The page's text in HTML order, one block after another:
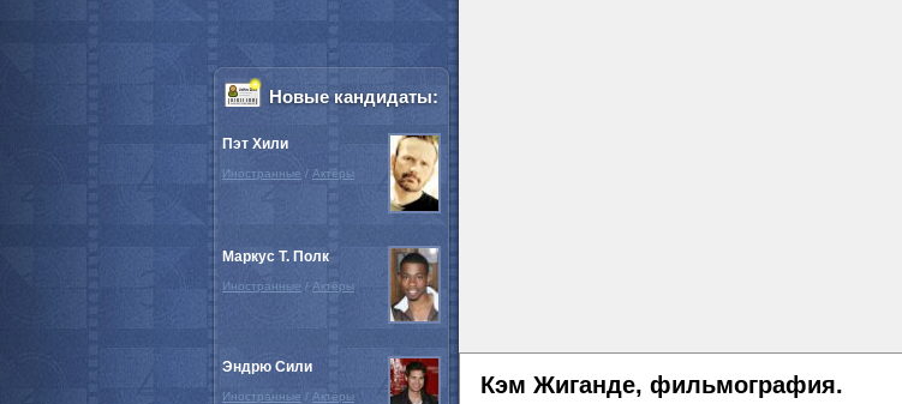
Кэм Жиганде, фильмография.
Новые кандидаты:
Пэт Хили
Иностранные / Актёры
Маркус Т. Полк
Иностранные / Актёры
Эндрю Сили
Иностранные / Актёры